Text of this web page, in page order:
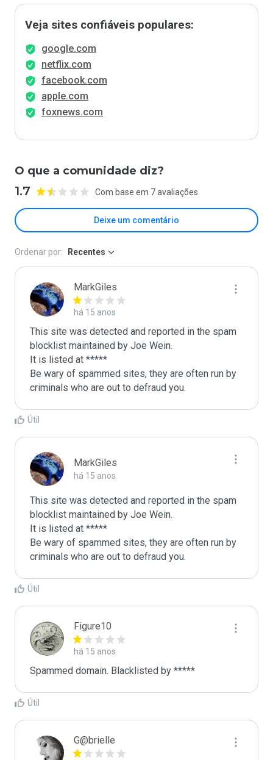
Veja sites confiáveis populares:
google.com
netflix.com
facebook.com
apple.com
foxnews.com
O que a comunidade diz?
1.7 Com base em 7 avaliações
Deixe um comentário
Ordenar por: Recentes
MarkGiles
há 15 anos
This site was detected and reported in the spam
blocklist maintained by Joe Wein.
It is listed at *****
Be wary of spammed sites, they are often run by
criminals who are out to defraud you.
Útil
MarkGiles
há 15 anos
This site was detected and reported in the spam
blocklist maintained by Joe Wein.
It is listed at *****
Be wary of spammed sites, they are often run by
criminals who are out to defraud you.
Útil
Figure10
há 15 anos
Spammed domain. Blacklisted by *****
Útil
G@brielle